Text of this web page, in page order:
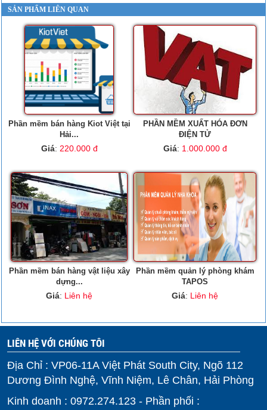
SẢN PHẨM LIÊN QUAN
Phần mềm bán hàng Kiot Việt tại
Hải...
Giá: 220.000 đ
PHẦN MỀM XUẤT HÓA ĐƠN
ĐIỆN TỬ
Giá: 1.000.000 đ
Phần mềm bán hàng vật liệu xây
dựng...
Giá: Liên hệ
Phần mềm quản lý phòng khám
TAPOS
Giá: Liên hệ
LIÊN HỆ VỚI CHÚNG TÔI
Địa Chỉ : VP06-11A Việt Phát South City, Ngõ 112
Dương Đình Nghệ, Vĩnh Niệm, Lê Chân, Hải Phòng
Kinh doanh : 0972.274.123 - Phần phối :